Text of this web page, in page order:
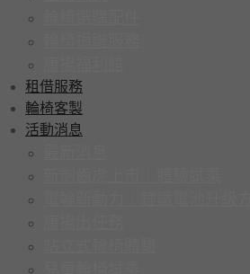
租借服務
輪椅客製
活動消息